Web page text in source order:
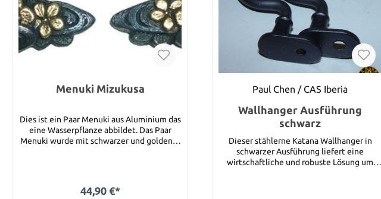
Menuki Mizukusa
Dies ist ein Paar Menuki aus Aluminium das
eine Wasserpflanze abbildet. Das Paar
Menuki wurde mit schwarzer und goldener
44,90 €*
Paul Chen / CAS Iberia
Wallhanger Ausführung
schwarz
Dieser stählerne Katana Wallhanger in
schwarzer Ausführung liefert eine
wirtschaftliche und robuste Lösung um